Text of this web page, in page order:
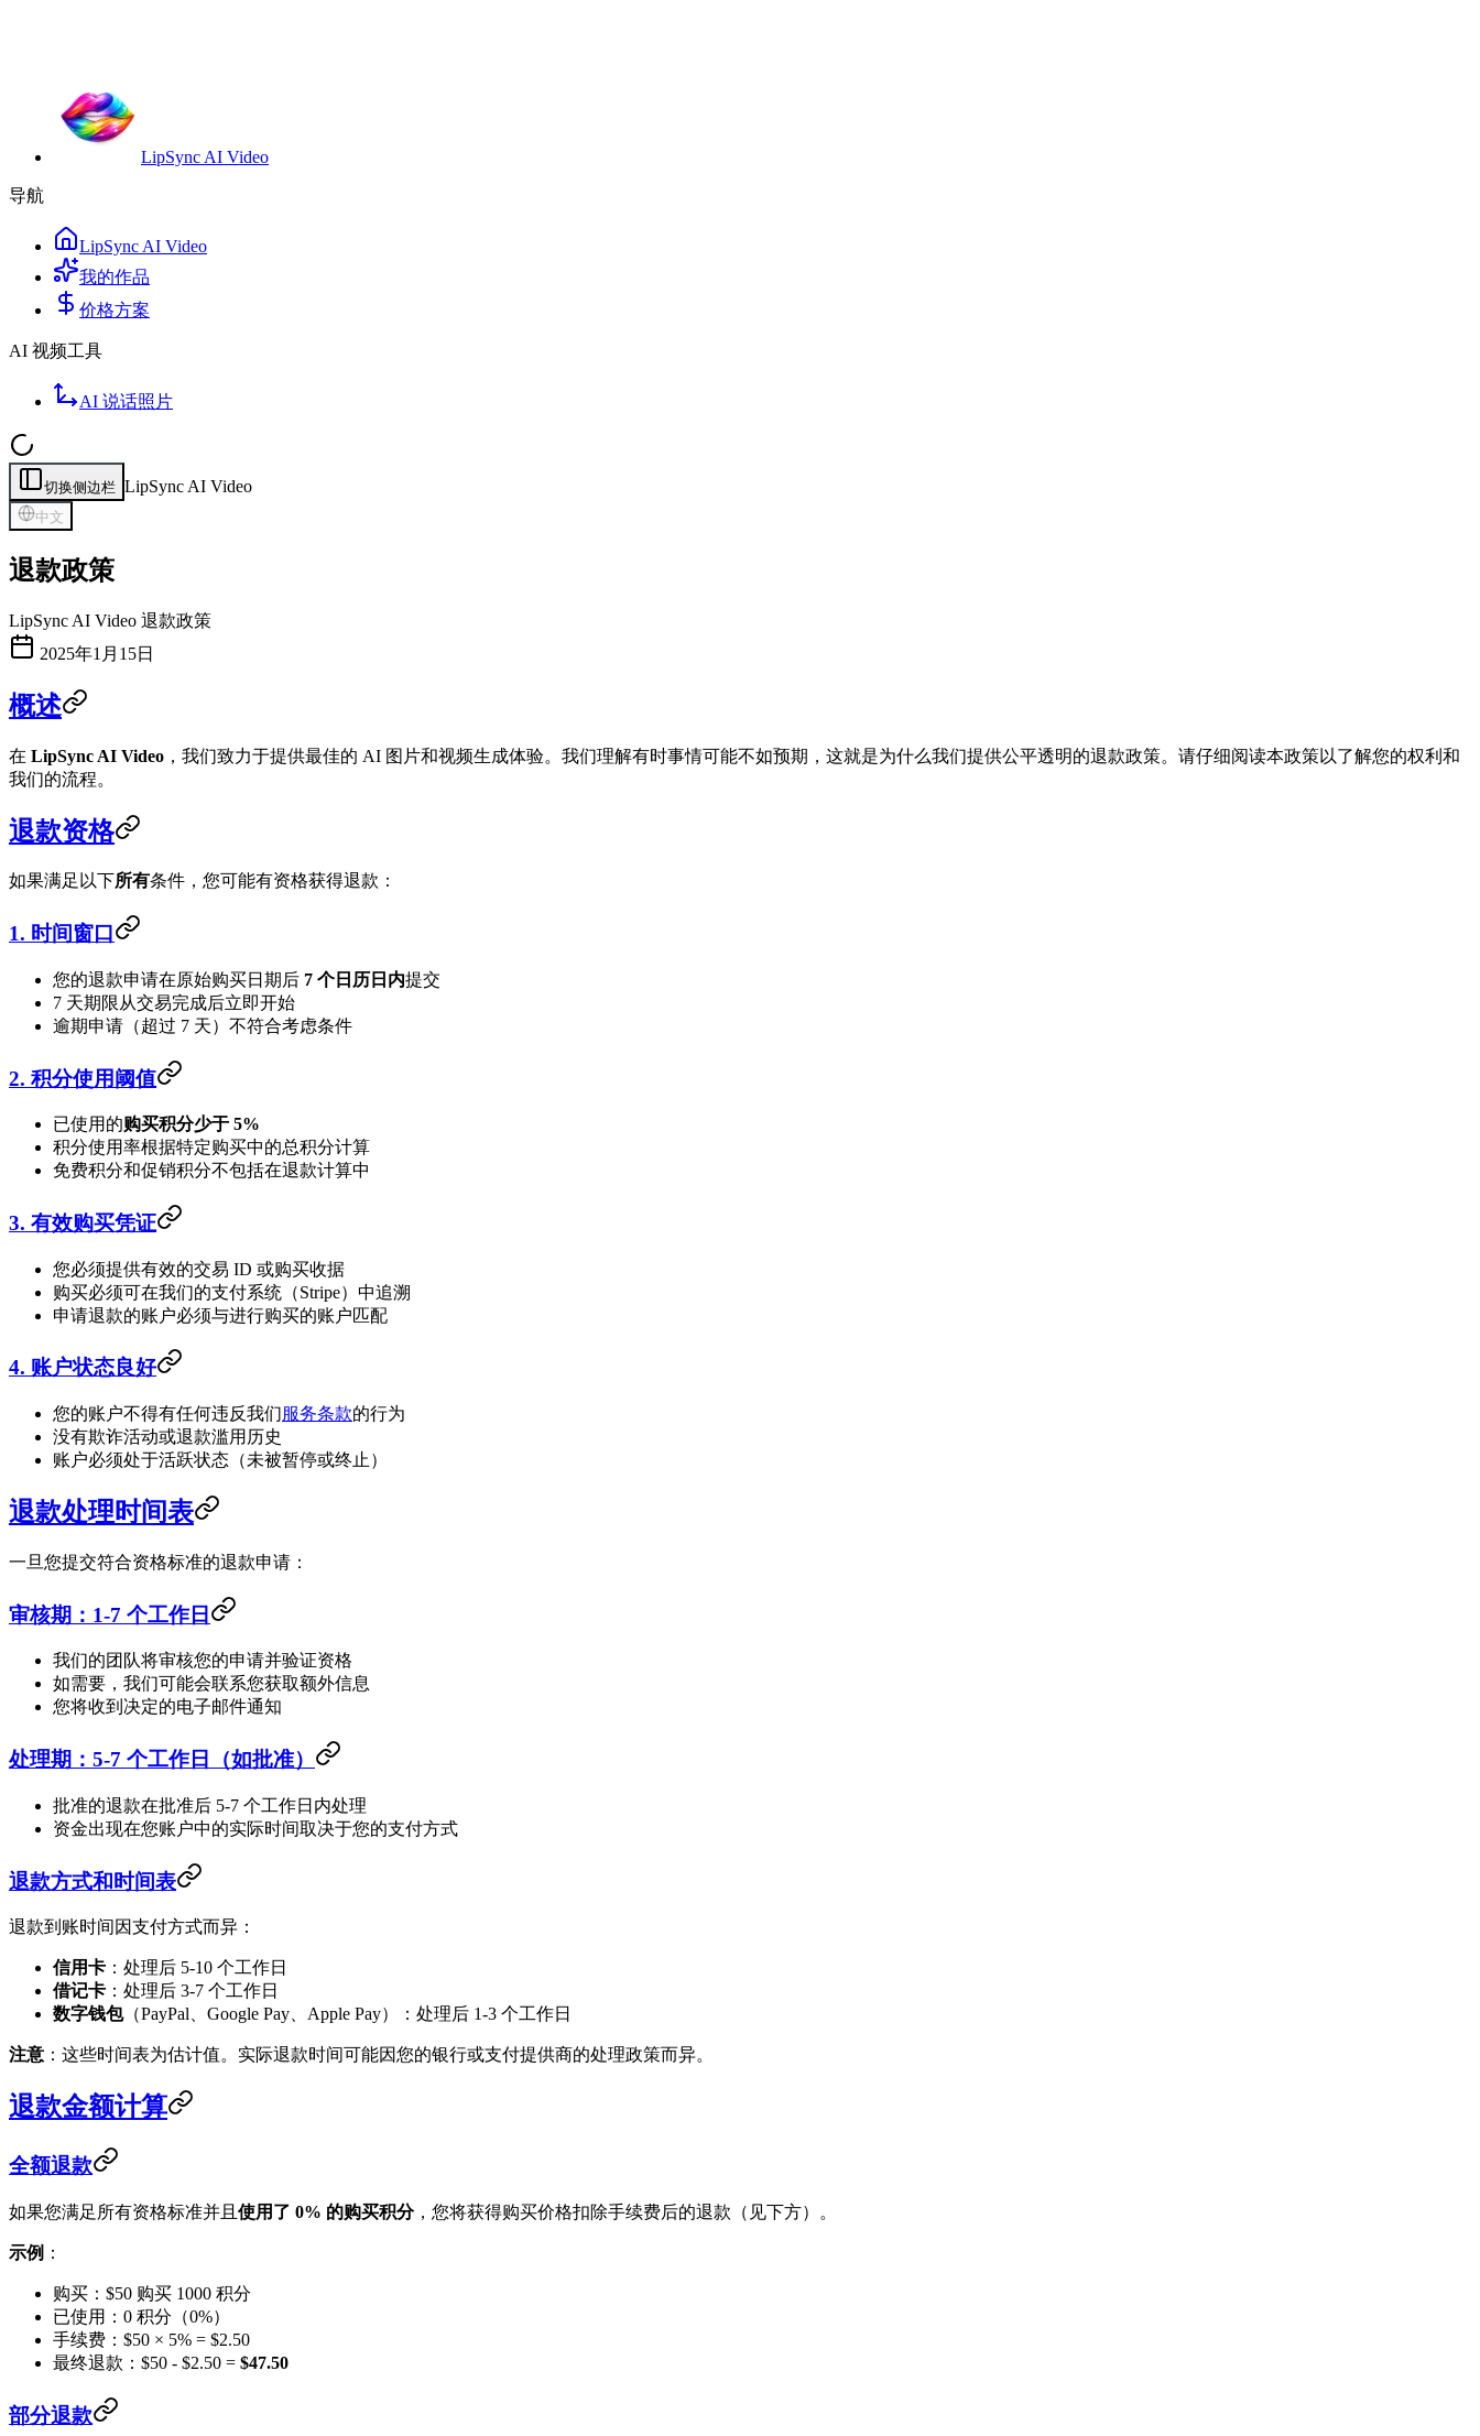
LipSync AI Video
导航
LipSync AI Video
我的作品
价格方案
AI 视频工具
AI 说话照片
切换侧边栏 LipSync AI Video
中文
退款政策
LipSync AI Video 退款政策
2025年1月15日
概述
在 LipSync AI Video ，我们致力于提供最佳的 AI 图片和视频生成体验。我们理解有时事情可能不如预期，这就是为什么我们提供公平透明的退款政策。请仔细阅读本政策以了解您的权利和
我们的流程。
退款资格
如果满足以下所有条件，您可能有资格获得退款：
1. 时间窗口
您的退款申请在原始购买日期后 7 个日历日内提交
7 天期限从交易完成后立即开始
逾期申请（超过 7 天）不符合考虑条件
2. 积分使用阈值
已使用的购买积分少于 5%
积分使用率根据特定购买中的总积分计算
免费积分和促销积分不包括在退款计算中
3. 有效购买凭证
您必须提供有效的交易 ID 或购买收据
购买必须可在我们的支付系统（Stripe）中追溯
申请退款的账户必须与进行购买的账户匹配
4. 账户状态良好
您的账户不得有任何违反我们服务条款的行为
没有欺诈活动或退款滥用历史
账户必须处于活跃状态（未被暂停或终止）
退款处理时间表
一旦您提交符合资格标准的退款申请：
审核期：1-7 个工作日
我们的团队将审核您的申请并验证资格
如需要，我们可能会联系您获取额外信息
您将收到决定的电子邮件通知
处理期：5-7 个工作日（如批准）
批准的退款在批准后 5-7 个工作日内处理
资金出现在您账户中的实际时间取决于您的支付方式
退款方式和时间表
退款到账时间因支付方式而异：
信用卡 ：处理后 5-10 个工作日
借记卡 ：处理后 3-7 个工作日
数字钱包（PayPal、Google Pay、Apple Pay）：处理后 1-3 个工作日
注意 ：这些时间表为估计值。实际退款时间可能因您的银行或支付提供商的处理政策而异。
退款金额计算
全额退款
如果您满足所有资格标准并且 使用了 0% 的购买积分，您将获得购买价格扣除手续费后的退款（见下方）。
示例 ：
购买：$50 购买 1000 积分
已使用：0 积分（0%）
手续费：$50 × 5% = $2.50
最终退款：$50 - $2.50 = $47.50
部分退款